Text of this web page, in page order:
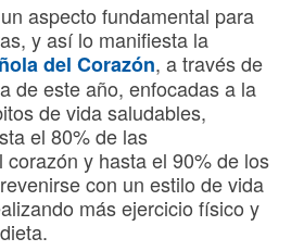
aspecto fundamental para
y así lo manifiesta la
del Corazón, a través de
de este año, enfocadas a la
de vida saludables,
el 80% de las
corazón y hasta el 90% de los
con un estilo de vida
más ejercicio físico y